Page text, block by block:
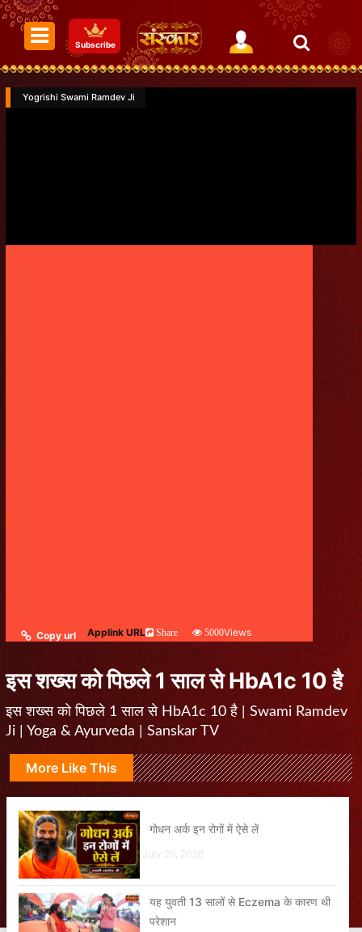
Subscribe
Yogrishi Swami Ramdev Ji
Copy url Applink URL Share 5000Views
इस शख्स को पिछले 1 साल से HbA1c 10 है
इस शख्स को पिछले 1 साल से HbA1c 10 है | Swami Ramdev
Ji | Yoga & Ayurveda | Sanskar TV
More Like This
गोधन अर्क इन रोगों में ऐसे लें
July 29, 2026
यह युवती 13 सालों से Eczema के कारण थी
परेशान